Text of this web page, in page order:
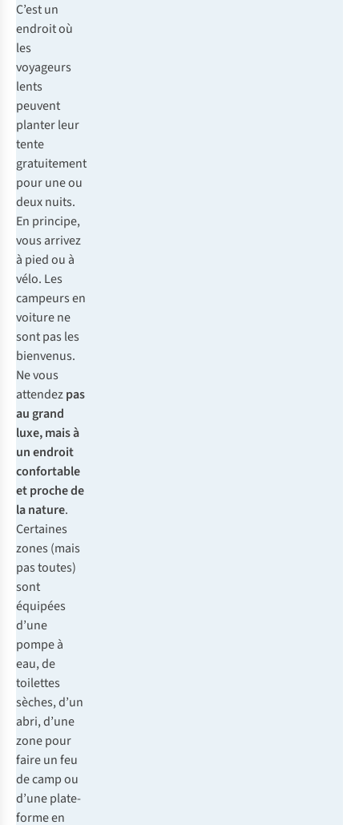
C’est un
endroit où
les
voyageurs
lents
peuvent
planter leur
tente
gratuitement
pour une ou
deux nuits.
En principe,
vous arrivez
à pied ou à
vélo. Les
campeurs en
voiture ne
sont pas les
bienvenus.
Ne vous
attendezpas
au grand
luxe, mais à
un endroit
confortable
et proche de
la nature.
Certaines
zones (mais
pas toutes)
sont
équipées
d’une
pompe à
eau, de
toilettes
sèches, d’un
abri, d’une
zone pour
faire un feu
de camp ou
d’une plate-
forme en